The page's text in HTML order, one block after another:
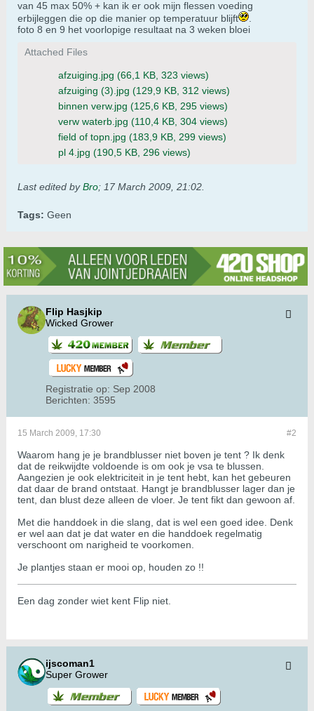
van 45 max 50% + kan ik er ook mijn flessen voeding
erbijleggen die op die manier op temperatuur blijft
foto 8 en 9 het voorlopige resultaat na 3 weken bloei
Attached Files
afzuiging.jpg (66,1 KB, 323 views)
afzuiging (3).jpg (129,9 KB, 312 views)
binnen verw.jpg (125,6 KB, 295 views)
verw waterb.jpg (110,4 KB, 304 views)
field of topn.jpg (183,9 KB, 299 views)
pl 4.jpg (190,5 KB, 296 views)
Last edited byBro; 17 March 2009, 21:02
Tags: Geen
Flip Hasjkip
Wicked Grower
Registratie op: Sep 2008
Berichten: 3595
#2
15 March 2009, 17:30
Waarom hang je je brandblusser niet boven je tent ? Ik denk
dat de reikwijdte voldoende is om ook je vsa te blussen.
Aangezien je ook elektriciteit in je tent hebt, kan het gebeuren
dat daar de brand ontstaat. Hangt je brandblusser lager dan je
tent, dan blust deze alleen de vloer. Je tent fikt dan gewoon af.
Met die handdoek in die slang, dat is wel een goed idee. Denk
er wel aan dat je dat water en die handdoek regelmatig
verschoont om narigheid te voorkomen.
Je plantjes staan er mooi op, houden zo !!
Een dag zonder wiet kent Flip niet.
ijscoman1
Super Grower